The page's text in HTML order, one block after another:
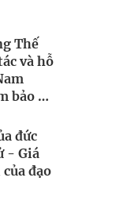
Thế
và hỗ
bảo an
đức
- Giá
đạo